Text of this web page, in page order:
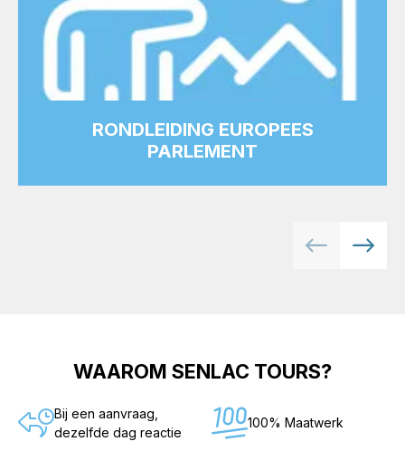
RONDLEIDING EUROPEES
PARLEMENT
WAAROM SENLAC TOURS?
Bij een aanvraag,
dezelfde dag reactie
100% Maatwerk